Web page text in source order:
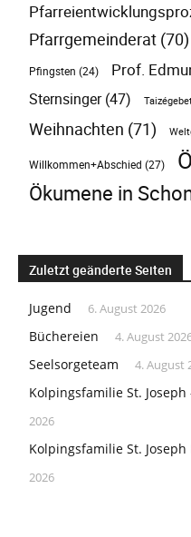
Pfarrgemeinderat (70)
Pfingsten (24) Prof.
Sternsinger(47)
Weihnachten (71)
Willkommen+Abschied (27)
Ökumene in
Zuletzt geänderte Seiten
Jugend 6. August 2026
Büchereien 4. August
Seelsorgeteam 4. August
Kolpingsfamilie St.
2026
Kolpingsfamilie St.
2026